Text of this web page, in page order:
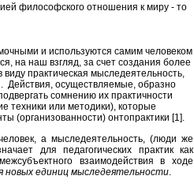
философского отношения к миру - то
и используются самим человеком
на наш взгляд, за счет создания более
практическая мыследеятельность,
Действия, осуществляемые, образно
сомнению их практичности
техники или методики), которые
(организованности) онтопрактики [1].
а мыследеятельность, (люди же
для педагогических практик
как
взаимодействия в ходе
новых единиц мыследеятельности.